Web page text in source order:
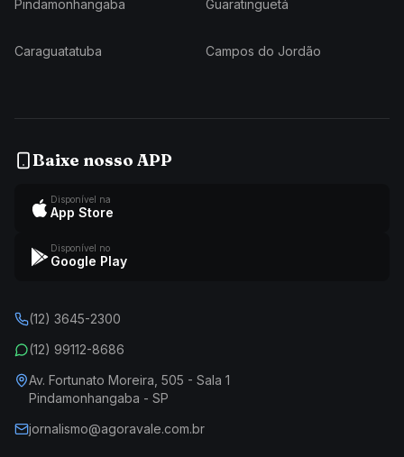
Pindamonhangaba Guaratinguetá
Caraguatatuba Campos do Jordão
Baixe nosso APP
Disponível na
App Store
Disponível no
Google Play
(12) 3645-2300
(12) 99112-8686
Av. Fortunato Moreira, 505 - Sala 1
Pindamonhangaba - SP
jornalismo@agoravale.com.br